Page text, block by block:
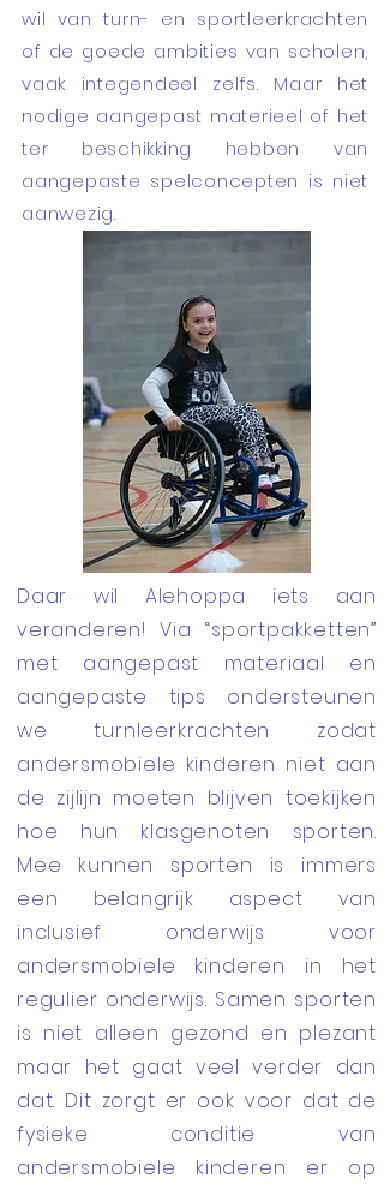
wil van turn- en sportleerkrachten
of de goede ambities van scholen,
vaak integendeel zelfs. Maar het
nodige aangepast materieel of het
ter beschikking hebben van
aangepaste spelconcepten is niet
aanwezig.
Daar wil Alehoppa iets aan
veranderen! Via “sportpakketten”
met aangepast materiaal en
aangepaste tips ondersteunen
we turnleerkrachten zodat
andersmobiele kinderen niet aan
de zijlijn moeten blijven toekijken
hoe hun klasgenoten sporten.
Mee kunnen sporten is immers
een belangrijk aspect van
inclusief onderwijs voor
andersmobiele kinderen in het
regulier onderwijs. Samen sporten
is niet alleen gezond en plezant
maar het gaat veel verder dan
dat. Dit zorgt er ook voor dat de
fysieke conditie van
andersmobiele kinderen er op